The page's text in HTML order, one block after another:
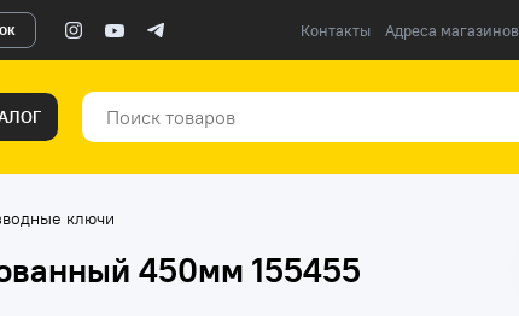
Контакты Адреса магазинов
ключи
450мм 155455